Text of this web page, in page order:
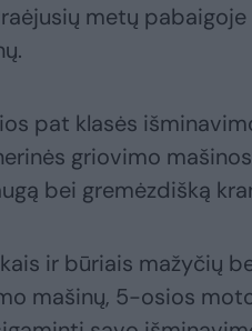
metų
pat klasės
griovimo
bei gremėzdišką
ir būriais mažyčių
mašinų, 5-osios